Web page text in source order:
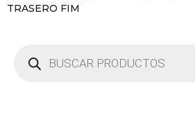
TRASERO FIM
productos